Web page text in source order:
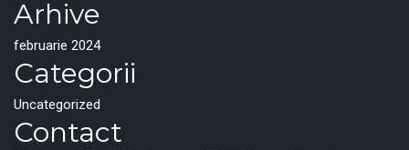
Arhive
februarie 2024
Categorii
Uncategorized
Contact